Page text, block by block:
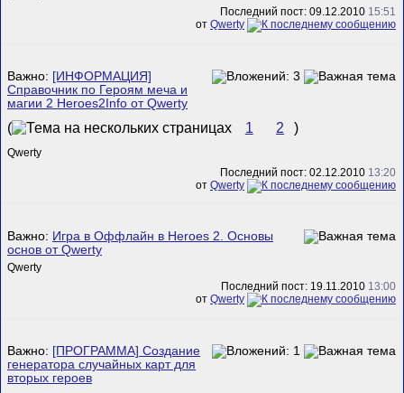
Последний пост: 09.12.2010 15:51
от Qwerty
Важно: [ИНФОРМАЦИЯ]
Справочник по Героям меча и
магии 2 Heroes2Info от Qwerty
( 1 2 )
Qwerty
Последний пост: 02.12.2010 13:20
от Qwerty
Важно: Игра в Оффлайн в Heroes 2. Основы
основ от Qwerty
Qwerty
Последний пост: 19.11.2010 13:00
от Qwerty
Важно: [ПРОГРАММА] Создание
генератора случайных карт для
вторых героев